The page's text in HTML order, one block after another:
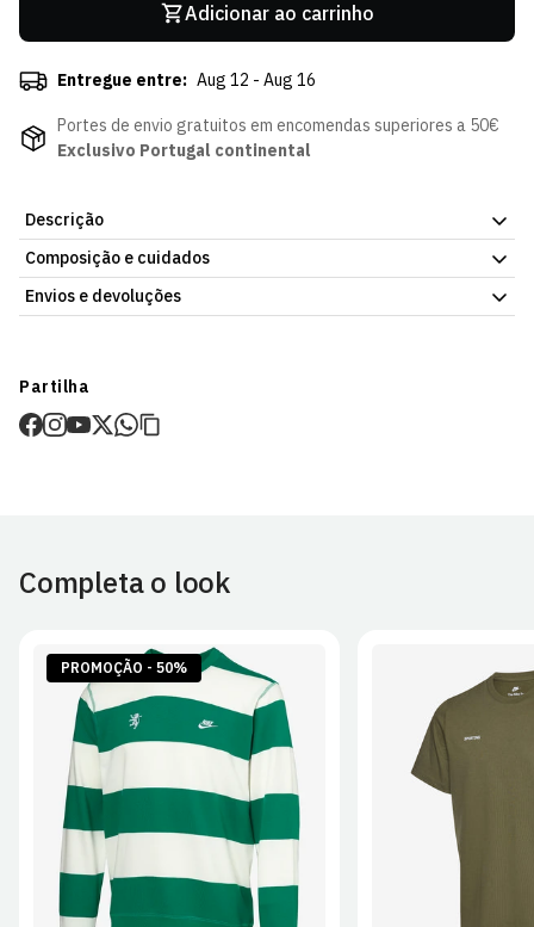
Adicionar ao carrinho
Entregue entre: Aug 12 - Aug 16
Portes de envio gratuitos em encomendas superiores a 50€
Exclusivo Portugal continental
Descrição
Porta-chaves Urso c/Sweat SCP 12cm, artigo de coleção da Loja
Verde Online. Peça pequena, para o dia a dia ou para oferecer. Já
disponível na Loja Verde Online.
Composição e cuidados
Envios e devoluções
Prazo estimado de entrega varia consoante o destino e método
de envio.
Artigos personalizados não podem ser devolvidos.
de EnvioeDevoluções
Partilha
Completa o look
PROMOÇÃO - 50%
S XL 2XL